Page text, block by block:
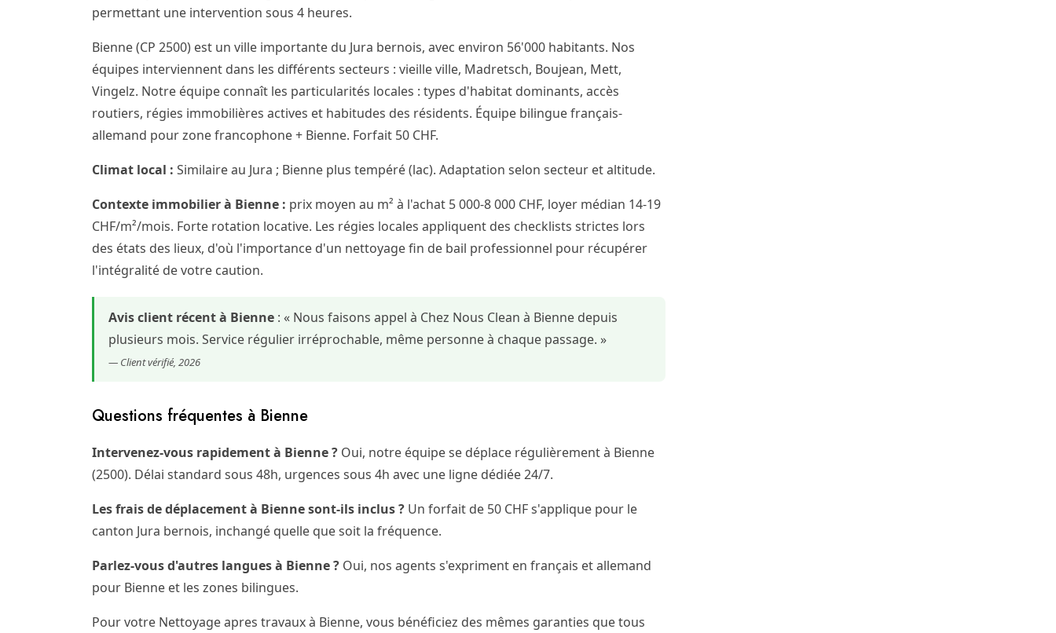
permettant une intervention sous 4 heures.
Bienne (CP 2500) est un ville importante du Jura bernois, avec environ 56'000 habitants. Nos
équipes interviennent dans les différents secteurs : vieille ville, Madretsch, Boujean, Mett,
Vingelz. Notre équipe connaît les particularités locales : types d'habitat dominants, accès
routiers, régies immobilières actives et habitudes des résidents. Équipe bilingue français-
allemand pour zone francophone + Bienne. Forfait 50 CHF.
Climat local : Similaire au Jura ; Bienne plus tempéré (lac). Adaptation selon secteur et altitude.
Contexte immobilier à Bienne : prix moyen au m² à l'achat 5 000-8 000 CHF, loyer médian 14-19
CHF/m²/mois. Forte rotation locative. Les régies locales appliquent des checklists strictes lors
des états des lieux, d'où l'importance d'un nettoyage fin de bail professionnel pour récupérer
l'intégralité de votre caution.
Avis client récent à Bienne : « Nous faisons appel à Chez Nous Clean à Bienne depuis
plusieurs mois. Service régulier irréprochable, même personne à chaque passage. »
— Client vérifié, 2026
Questions fréquentes à Bienne
Intervenez-vous rapidement à Bienne ? Oui, notre équipe se déplace régulièrement à Bienne
(2500). Délai standard sous 48h, urgences sous 4h avec une ligne dédiée 24/7.
Les frais de déplacement à Bienne sont-ils inclus ? Un forfait de 50 CHF s'applique pour le
canton Jura bernois, inchangé quelle que soit la fréquence.
Parlez-vous d'autres langues à Bienne ? Oui, nos agents s'expriment en français et allemand
pour Bienne et les zones bilingues.
Pour votre Nettoyage apres travaux à Bienne, vous bénéficiez des mêmes garanties que tous